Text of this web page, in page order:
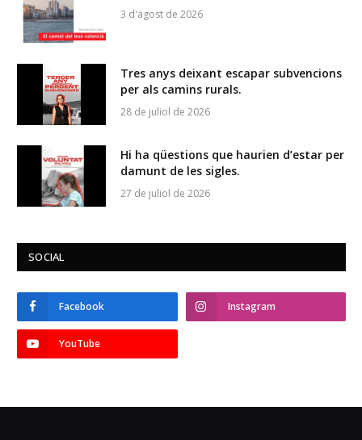
3 d'agost de 2026
Tres anys deixant escapar subvencions
per als camins rurals.
28 de juliol de 2026
Hi ha qüestions que haurien d’estar per
damunt de les sigles.
27 de juliol de 2026
SOCIAL
Facebook Instagram
YouTube